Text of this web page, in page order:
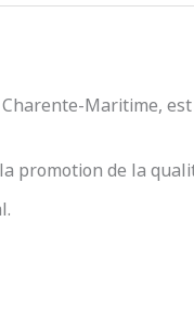
Maritime,
promotion de la